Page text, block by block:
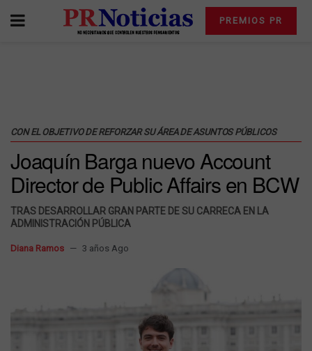
PREMIOS PR
CON EL OBJETIVO DE REFORZAR SU ÁREA DE ASUNTOS PÚBLICOS
Joaquín Barga nuevo Account
Director de Public Affairs en BCW
TRAS DESARROLLAR GRAN PARTE DE SU CARRECA EN LA
ADMINISTRACIÓN PÚBLICA
Diana Ramos 3 años Ago